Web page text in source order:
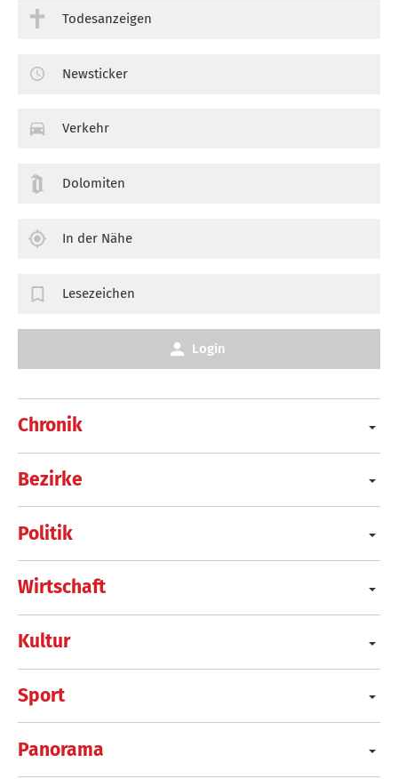
Chronik
Bezirke
Politik
Wirtschaft
Kultur
Sport
Panorama
Todesanzeigen
Newsticker
Verkehr
Dolomiten
In der Nähe
Lesezeichen
Login